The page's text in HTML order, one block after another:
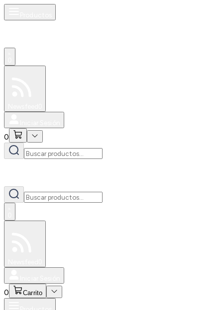
0
0 Carrito